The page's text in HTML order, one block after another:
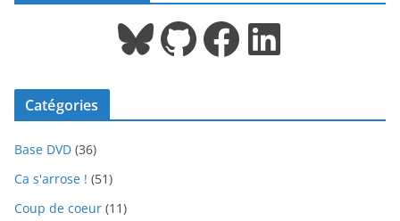
Bluesky GitHub Facebook LinkedIn
Catégories
Base DVD (36)
Ca s'arrose ! (51)
Coup de coeur (11)